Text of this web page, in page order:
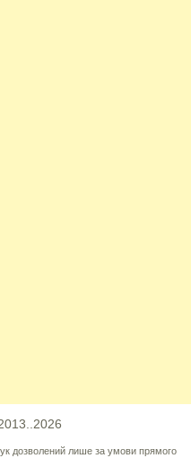
дозволений лише за умови прямого